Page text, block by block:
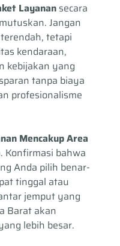
Layanan secara
Jangan
tetapi
kendaraan,
kebijakan yang
tanpa biaya
profesionalisme
Mencakup Area
Konfirmasi bahwa
Anda pilih benar-
tinggal atau
jemput yang
Barat akan
lebih besar.